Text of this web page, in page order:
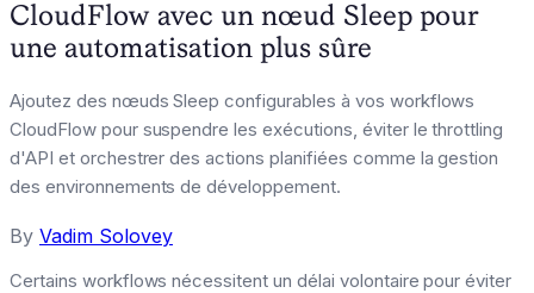
CloudFlow avec un nœud Sleep pour
une automatisation plus sûre
Ajoutez des nœuds Sleep configurables à vos workflows
CloudFlow pour suspendre les exécutions, éviter le throttling
d'API et orchestrer des actions planifiées comme la gestion
des environnements de développement.
By Vadim Solovey
Certains workflows nécessitent un délai volontaire pour éviter